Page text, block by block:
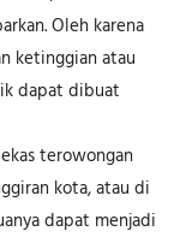
Oleh karena
ketinggian atau
dapat dibuat
terowongan
kota, atau di
dapat menjadi